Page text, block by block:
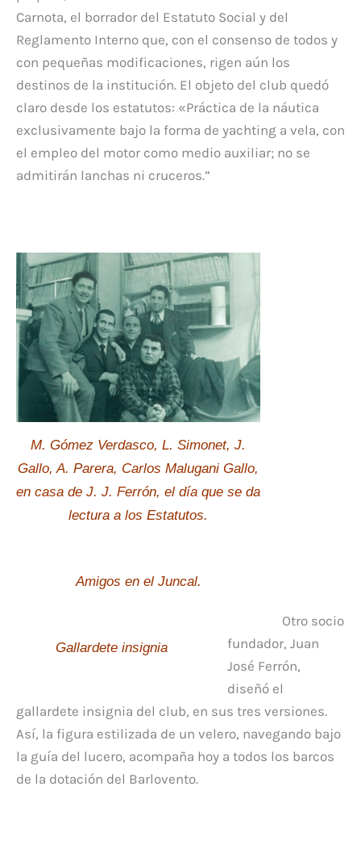
Carnota, el borrador del Estatuto Social y del
Reglamento Interno que, con el consenso de todos y
con pequeñas modificaciones, rigen aún los
destinos de la institución. El objeto del club quedó
claro desde los estatutos: «Práctica de la náutica
exclusivamente bajo la forma de yachting a vela, con
el empleo del motor como medio auxiliar; no se
admitirán lanchas ni cruceros.”
M. Gómez Verdasco, L. Simonet, J.
Gallo, A. Parera, Carlos Malugani Gallo,
en casa de J. J. Ferrón, el día que se da
lectura a los Estatutos.
Amigos en el Juncal.
Gallardete insignia
Otro socio
fundador, Juan
José Ferrón,
diseñó el
gallardete insignia del club, en sus tres versiones.
Así, la figura estilizada de un velero, navegando bajo
la guía del lucero, acompaña hoy a todos los barcos
de la dotación del Barlovento.